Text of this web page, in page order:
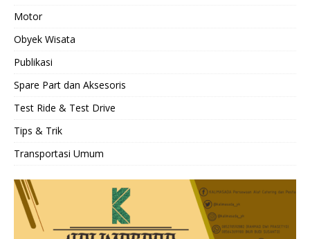
Motor
Obyek Wisata
Publikasi
Spare Part dan Aksesoris
Test Ride & Test Drive
Tips & Trik
Transportasi Umum